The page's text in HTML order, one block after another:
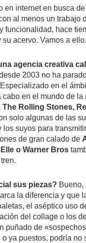
en internet en busca
al menos un trabajo
funcionalidad, hace
acervo. Vamos a ello.
agencia creativa
2003 no ha
en el
en el mundo de la
The Rolling Stones,
solo algunas de las
suyos para
de gran calado de
o Warner Bros
sus piezas? Bueno,
la diferencia y que
el aséptico uso
del collage o los
puñado de
ya puestos, podría no